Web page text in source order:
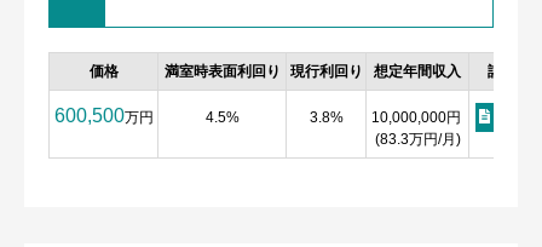
価格 満室時表面利回り 現行利回り 想定年間収入 詳細
600,500万円 4.5% 3.8%
10,000,000円
(83.3万円/月)